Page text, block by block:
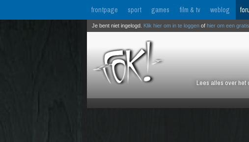
frontpage sport games film & tv weblog
Lees alles over het
Je bent niet ingelogd. Klik hier om in te loggen of hier om een